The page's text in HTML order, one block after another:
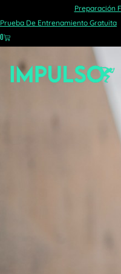
Preparación
Prueba De Entrenamiento Gratuita
0